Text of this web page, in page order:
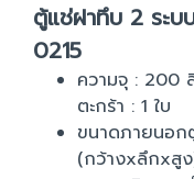
ตู้แช่ฝาทึบ 2 ระบ
0215
ความจุ : 200
ตะกร้า : 1 ใบ
ขนาดภายนอ
(กว้างxลึกxสู